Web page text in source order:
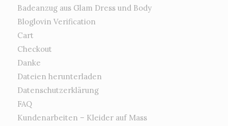
Badeanzug aus Glam Dress und Body
Bloglovin Verification
Cart
Checkout
Danke
Dateien herunterladen
Datenschutzerklärung
FAQ
Kundenarbeiten – Kleider auf Mass